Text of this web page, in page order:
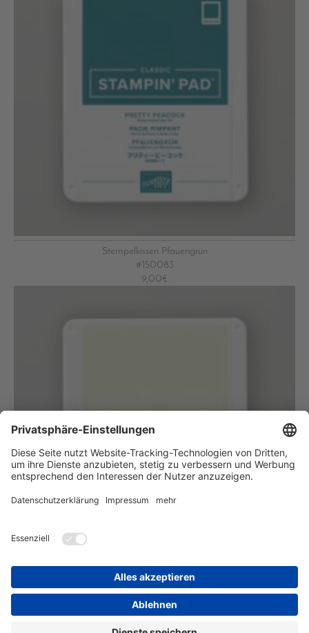
Stempelkissen Pfauengrün
#150083
9,00€
Stempelkissen Lindgrün
#147102
9,00€